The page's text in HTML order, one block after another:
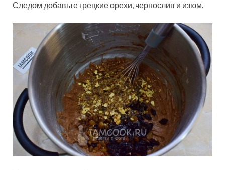
Следом добавьте грецкие орехи, чернослив и изюм.